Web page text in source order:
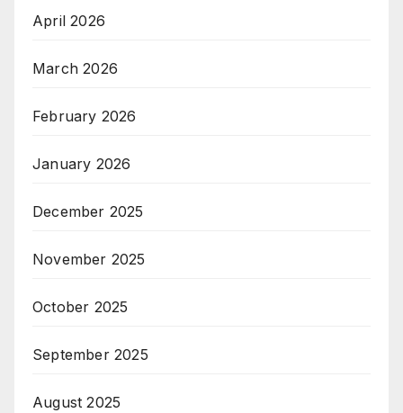
April 2026
March 2026
February 2026
January 2026
December 2025
November 2025
October 2025
September 2025
August 2025